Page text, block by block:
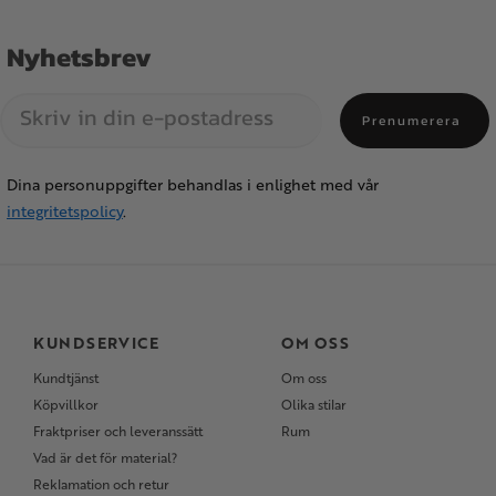
Nyhetsbrev
Prenumerera
Dina personuppgifter behandlas i enlighet med vår
integritetspolicy.
KUNDSERVICE
Kundtjänst
Köpvillkor
Fraktpriser och leveranssätt
Vad är det för material?
Reklamation och retur
OM OSS
Om oss
Olika stilar
Rum